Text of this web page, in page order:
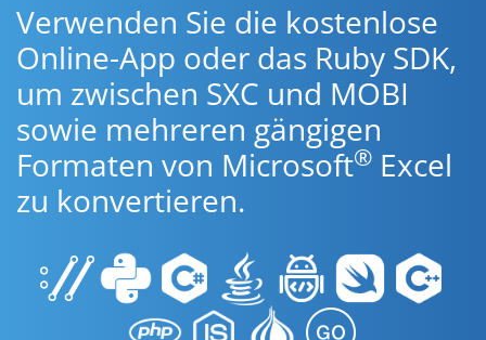
Verwenden Sie die kostenlose
Online-App oder das Ruby SDK,
um zwischen SXC und MOBI
sowie mehreren gängigen
Formaten von Microsoft® Excel
zu konvertieren.